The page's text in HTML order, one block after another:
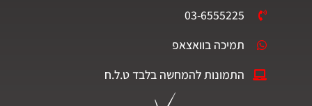
03-6555225
תמיכה בוואצאפ
התמונות להמחשה בלבד ט.ל.ח